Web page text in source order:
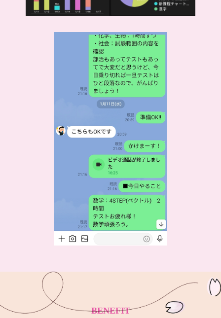
BENEFIT